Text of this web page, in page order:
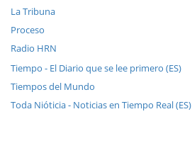
La Tribuna
Proceso
Radio HRN
Tiempo - El Diario que se lee primero (ES)
Tiempos del Mundo
Toda Nióticia - Noticias en Tiempo Real (ES)